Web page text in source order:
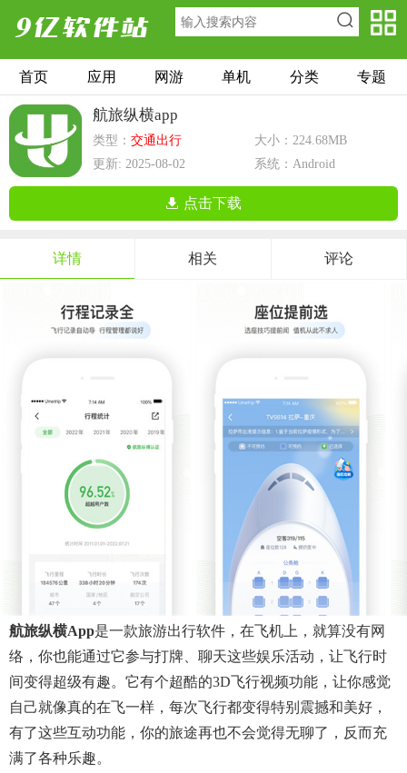
首页 应用 网游 单机 分类 专题
航旅纵横app
类型： 交通出行
大小：224.68MB
更新: 2025-08-02
系统：Android
点击下载
详情 相关 评论
航旅纵横app是一款旅游出行软件，在飞机上，就算没有网
络，你也能通过它参与打牌、聊天这些娱乐活动，让飞行时
间变得超级有趣。它有个超酷的3D飞行视频功能，让你感觉
自己就像真的在飞一样，每次飞行都变得特别震撼和美好，
有了这些互动功能，你的旅途再也不会觉得无聊了，反而充
满了各种乐趣。